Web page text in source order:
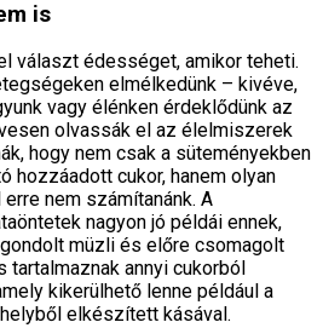
is
választ édességet, amikor teheti.
elmélkedünk – kivéve,
vagy élénken érdeklődünk az
olvassák el az élelmiszerek
hogy nem csak a süteményekben
hozzáadott cukor, hanem olyan
nem számítanánk. A
nagyon jó példái ennek,
müzli és előre csomagolt
annyi cukorból
kikerülhető lenne például a
elkészített kásával.